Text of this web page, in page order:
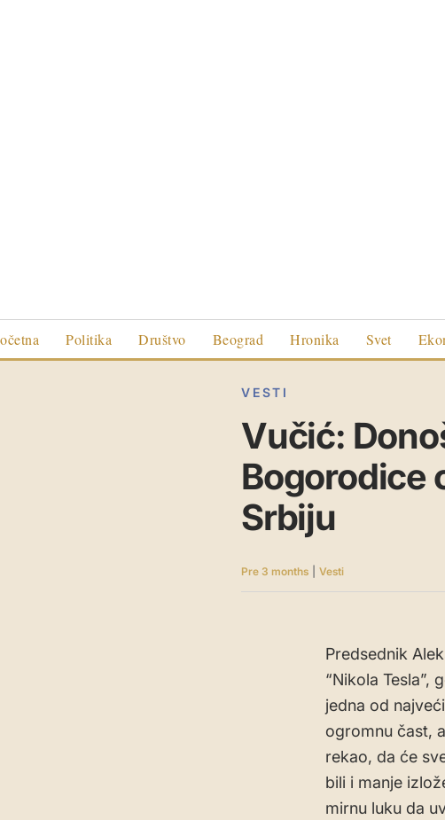
Politika Društvo Beograd Hronika Svet
VESTI
Vučić:
Bogorodice
Srbiju
Pre 3 months Vesti
Predsednik
“Nikola Tesla”,
jedna od
ogromnu čast,
rekao, da će
bili i manje
mirnu luku da